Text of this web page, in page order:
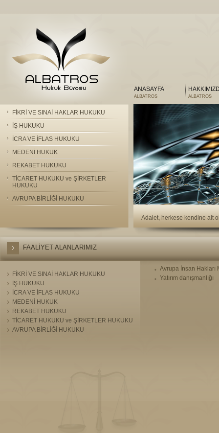
ANASAYFA
ALBATROS ALBATROS
Adalet, herkese kendine ait
FİKRİ VE SINAİ HAKLAR HUKUKU
İŞ HUKUKU
İCRA VE İFLAS HUKUKU
MEDENİ HUKUK
REKABET HUKUKU
TİCARET HUKUKU ve ŞİRKETLER
HUKUKU
AVRUPA BİRLİĞİ HUKUKU
FAALİYET ALANLARIMIZ
FİKRİ VE SINAİ HAKLAR HUKUKU
İŞ HUKUKU
İCRA VE İFLAS HUKUKU
MEDENİ HUKUK
REKABET HUKUKU
TİCARET HUKUKU ve ŞİRKETLER HUKUKU
AVRUPA BİRLİĞİ HUKUKU
Avrupa İnsan
Yatırım danışmanlığı